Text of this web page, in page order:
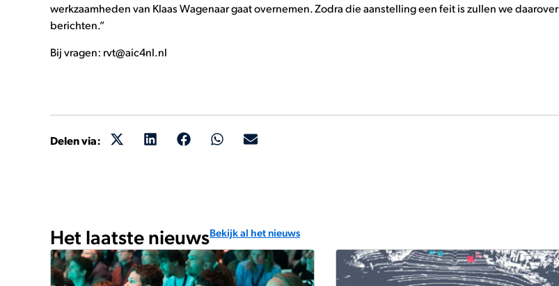
werkzaamheden van Klaas Wagenaar gaat overnemen. Zodra die aanstelling een feit is zullen we daarover
berichten.”
Bij vragen: rvt@aic4nl.nl
Delen via:
Het laatste nieuwsBekijk al het nieuws